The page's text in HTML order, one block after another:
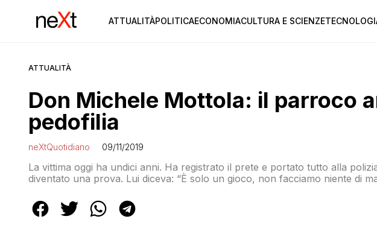
ATTUALITÀPOLITICAECONOMIACULTURA E SCIENZE
ATTUALITÀ
Don Michele Mottola: il parroco
pedofilia
neXtQuotidiano 09/11/2019
La vittima oggi ha undici anni. Ha registrato il prete e portato tutto alla
diventato una prova. Lui diceva: “È solo un gioco, non facciamo niente di